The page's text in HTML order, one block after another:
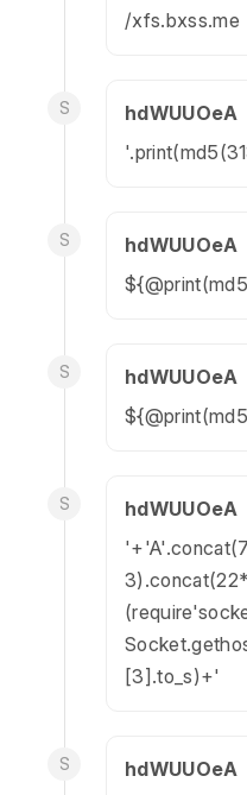
/xfs.bxss.me
S hdWUUOeA
S hdWUUOeA
S hdWUUOeA
S hdWUUOeA
[3].to_s)+'
S hdWUUOeA